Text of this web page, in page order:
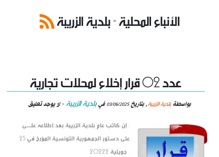
تسجيل الدخول
الأنباء المحلية - بلدية الزريبة
عدد 02 قرار إخلاء لمحلات تجارية
بواسطةبلدية الزريبة, بتاريخ03/06/2025 فيبلدية الزريبة- لا يوجد تعليق
إن كاتب عام بلدية الزريبة بعد إطلاعه علـــى :
على دستور الجمهورية التونسية المؤرخ في 25
جويلية 20222 .